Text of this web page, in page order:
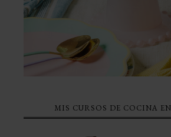
MIS CURSOS DE COCINA